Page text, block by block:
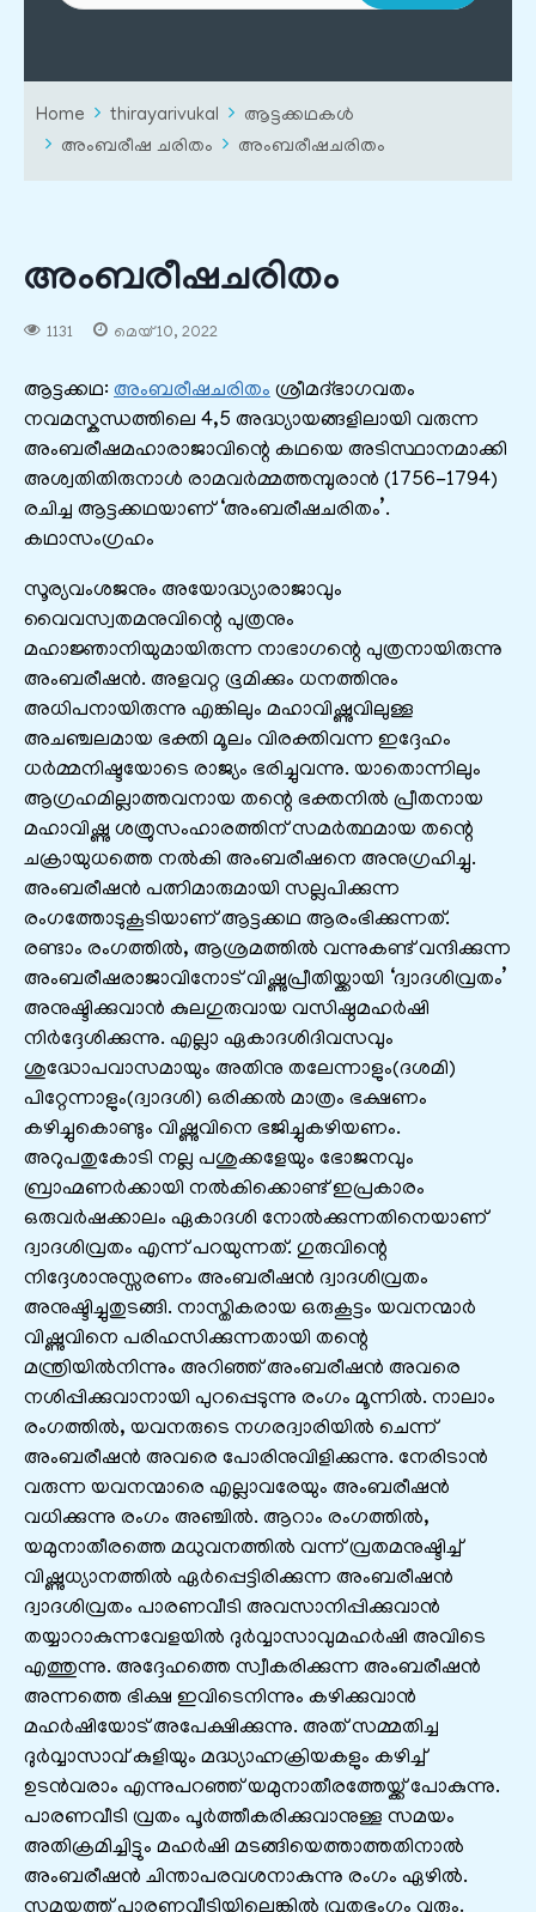
Home thirayarivukal
ആട്ടക്കഥകൾ
അംബരീഷ ചരിതം
അംബരീഷചരിതം
അംബരീഷചരിതം
1131 മെയ്‌ 10, 2022
ആട്ടക്കഥ: അംബരീഷചരിതം ശ്രീമദ്ഭാഗവതം
നവമസ്കന്ധത്തിലെ 4,5 അദ്ധ്യായങ്ങളിലായി വരുന്ന
അംബരീഷമഹാരാജാവിന്റെ കഥയെ അടിസ്ഥാനമാക്കി
അശ്വതിതിരുനാൾ രാമവർമ്മത്തമ്പുരാൻ (1756-1794)
രചിച്ച ആട്ടക്കഥയാണ് ‘അംബരീഷചരിതം’.
കഥാസംഗ്രഹം
സൂര്യവംശജനും അയോദ്ധ്യാരാജാവും
വൈവസ്വതമനുവിന്റെ പുത്രനും
മഹാജ്ഞാനിയുമായിരുന്ന നാഭാഗന്റെ പുത്രനായിരുന്നു
അംബരീഷൻ. അളവറ്റ ഭൂമിക്കും ധനത്തിനും
അധിപനായിരുന്നു എങ്കിലും മഹാവിഷ്ണുവിലുള്ള
അചഞ്ചലമായ ഭക്തി മൂലം വിരക്തിവന്ന ഇദ്ദേഹം
ധർമ്മനിഷ്ടയോടെ രാജ്യം ഭരിച്ചുവന്നു. യാതൊന്നിലും
ആഗ്രഹമില്ലാത്തവനായ തന്റെ ഭക്തനിൽ പ്രീതനായ
മഹാവിഷ്ണു ശത്രുസംഹാരത്തിന് സമർത്ഥമായ തന്റെ
ചക്രായുധത്തെ നൽകി അംബരീഷനെ അനുഗ്രഹിച്ചു.
അംബരീഷൻ പത്നിമാരുമായി സല്ലപിക്കുന്ന
രംഗത്തോടുകൂടിയാണ് ആട്ടക്കഥ ആരംഭിക്കുന്നത്.
രണ്ടാം രംഗത്തിൽ, ആശ്രമത്തിൽ വന്നുകണ്ട് വന്ദിക്കുന്ന
അംബരീഷരാജാവിനോട് വിഷ്ണുപ്രീതിയ്ക്കായി ‘ദ്വാദശിവ്രതം’
അനുഷ്ടിക്കുവാൻ കുലഗുരുവായ വസിഷ്ഠമഹർഷി
നിർദ്ദേശിക്കുന്നു. എല്ലാ ഏകാദശിദിവസവും
ശുദ്ധോപവാസമായും അതിനു തലേന്നാളും(ദശമി)
പിറ്റേന്നാളും(ദ്വാദശി) ഒരിക്കൽ മാത്രം ഭക്ഷണം
കഴിച്ചുകൊണ്ടും വിഷ്ണുവിനെ ഭജിച്ചുകഴിയണം.
അറുപതുകോടി നല്ല പശുക്കളേയും ഭോജനവും
ബ്രാഹ്മണർക്കായി നൽകിക്കൊണ്ട് ഇപ്രകാരം
ഒരുവർഷക്കാലം ഏകാദശി നോൽക്കുന്നതിനെയാണ്
ദ്വാദശിവ്രതം എന്ന് പറയുന്നത്. ഗുരുവിന്റെ
നിദ്ദേശാനുസ്സരണം അംബരീഷൻ ദ്വാദശിവ്രതം
അനുഷ്ടിച്ചുതുടങ്ങി. നാസ്തികരായ ഒരുകൂട്ടം യവനന്മാർ
വിഷ്ണുവിനെ പരിഹസിക്കുന്നതായി തന്റെ
മന്ത്രിയിൽനിന്നും അറിഞ്ഞ് അംബരീഷൻ അവരെ
നശിപ്പിക്കുവാനായി പുറപ്പെടുന്നു രംഗം മൂന്നിൽ. നാലാം
രംഗത്തിൽ, യവനരുടെ നഗരദ്വാരിയിൽ ചെന്ന്
അംബരീഷൻ അവരെ പോരിനുവിളിക്കുന്നു. നേരിടാൻ
വരുന്ന യവനന്മാരെ എല്ലാവരേയും അംബരീഷൻ
വധിക്കുന്നു രംഗം അഞ്ചിൽ. ആറാം രംഗത്തിൽ,
യമുനാതീരത്തെ മധുവനത്തിൽ വന്ന് വ്രതമനുഷ്ടിച്ച്
വിഷ്ണുധ്യാനത്തിൽ ഏർപ്പെട്ടിരിക്കുന്ന അംബരീഷൻ
ദ്വാദശിവ്രതം പാരണവീടി അവസാനിപ്പിക്കുവാൻ
തയ്യാറാകുന്നവേളയിൽ ദുർവ്വാസാവുമഹർഷി അവിടെ
എത്തുന്നു. അദ്ദേഹത്തെ സ്വീകരിക്കുന്ന അംബരീഷൻ
അന്നത്തെ ഭിക്ഷ ഇവിടെനിന്നും കഴിക്കുവാൻ
മഹർഷിയോട് അപേക്ഷിക്കുന്നു. അത് സമ്മതിച്ച
ദുർവ്വാസാവ് കുളിയും മദ്ധ്യാഹ്നക്രിയകളും കഴിച്ച്
ഉടൻവരാം എന്നുപറഞ്ഞ് യമുനാതീരത്തേയ്ക്ക് പോകുന്നു.
പാരണവീടി വ്രതം പൂർത്തീകരിക്കുവാനുള്ള സമയം
അതിക്രമിച്ചിട്ടും മഹർഷി മടങ്ങിയെത്താത്തതിനാൽ
അംബരീഷൻ ചിന്താപരവശനാകുന്നു രംഗം ഏഴിൽ.